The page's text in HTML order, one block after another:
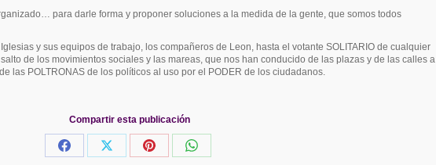
para darle forma y proponer soluciones a la medida de la gente, que somos todos
y sus equipos de trabajo, los compañeros de Leon, hasta el votante SOLITARIO de cualquier
de los movimientos sociales y las mareas, que nos han conducido de las plazas y de las calles a
las POLTRONAS de los políticos al uso por el PODER de los ciudadanos.
Compartir esta publicación
Share
Share
Share
Share